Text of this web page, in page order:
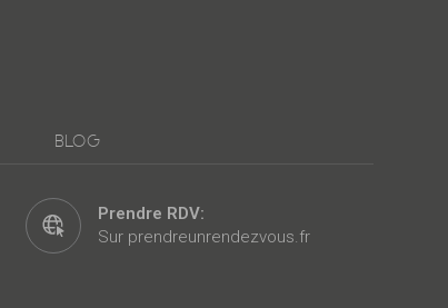
BLOG
Prendre RDV:
Sur prendreunrendezvous.fr